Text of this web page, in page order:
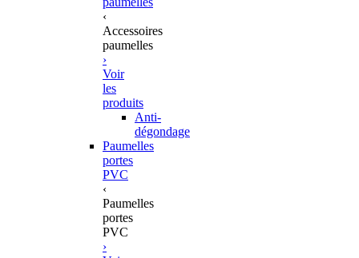
‹
Accessoires
paumelles
›
Voir
les
produits
Anti-
dégondage
Paumelles
portes
PVC
‹
Paumelles
portes
PVC
›